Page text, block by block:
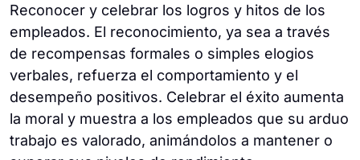
Reconocer y celebrar los logros y hitos de los
empleados. El reconocimiento, ya sea a través
de recompensas formales o simples elogios
verbales, refuerza el comportamiento y el
desempeño positivos. Celebrar el éxito aumenta
la moral y muestra a los empleados que su arduo
trabajo es valorado, animándolos a mantener o